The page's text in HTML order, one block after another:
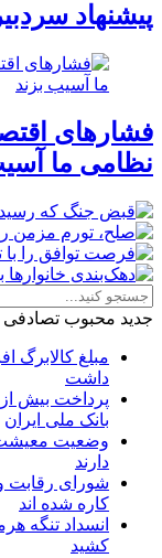
پیشنهاد
فشارهای
نظامی ما
جدید محبوب تصادفی
مبلغ کالابرگ
داشت
بانک ملی ایران
وضعیت معیشت
دارند
شورای رقابت
کاره شده اند
انسداد تنگه
کشید